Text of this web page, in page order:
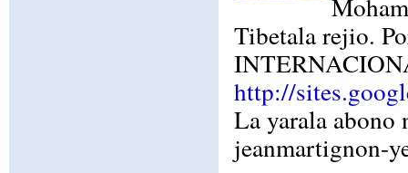
Tibetala rejio.
http://
La yarala abono
jeanmartignon-